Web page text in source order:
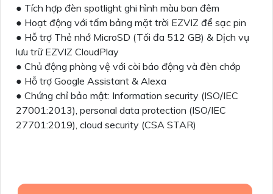
● Tích hợp đèn spotlight ghi hình màu ban đêm
● Hoạt động với tấm bảng mặt trời EZVIZ để sạc pin
● Hỗ trợ Thẻ nhớ MicroSD (Tối đa 512 GB) & Dịch vụ
lưu trữ EZVIZ CloudPlay
● Chủ động phòng vệ với còi báo động và đèn chớp
● Hỗ trợ Google Assistant & Alexa
● Chứng chỉ bảo mật: Information security (ISO/IEC
27001:2013), personal data protection (ISO/IEC
27701:2019), cloud security (CSA STAR)